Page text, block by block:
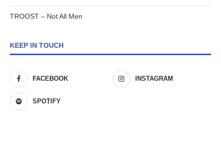
TROOST – Not All Men
KEEP IN TOUCH
FACEBOOK INSTAGRAM
SPOTIFY